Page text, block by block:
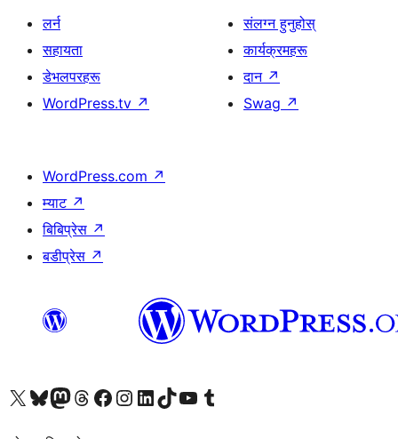
लर्न
सहायता
डेभलपरहरू
WordPress.tv ↗
संलग्न हुनुहोस्
कार्यक्रमहरू
दान ↗
Swag ↗
WordPress.com ↗
म्याट ↗
बिबिप्रेस ↗
बडीप्रेस ↗
हाम्रो X (पहिले ट्विटर) खातामा जानुहोस्
हाम्रो Bluesky खाता भ्रमण गर्नुहोस्
हाम्रो म्यास्टोडन खाता भ्रमण गर्नुहोस्
हाम्रो थ्रेड्स खातामा जानुहोस्
हाम्रो फेसबुक पेजमा जानुहोस्
हाम्रो इन्स्टाग्राम खातामा जानुहोस्
हाम्रो लिङ्क्डइन खातामा जानुहोस्
हाम्रो TikTok खाता भ्रमण गर्नुहोस्
हाम्रो युट्युब च्यानलमा जानुहोस्
हाम्रो टम्बलर खाता भ्रमण गर्नुहोस्